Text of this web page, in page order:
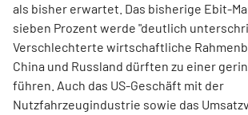
als bisher erwartet. Das bisherige Ebit-
sieben Prozent werde "deutlich
Verschlechterte wirtschaftliche
China und Russland dürften zu einer
führen. Auch das US-Geschäft mit der
Nutzfahrzeugindustrie sowie das